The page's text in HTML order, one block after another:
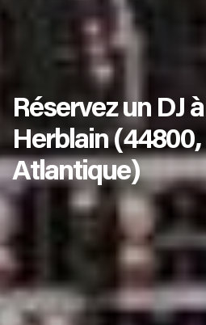
Réservez un DJ
Herblain (44800,
Atlantique)